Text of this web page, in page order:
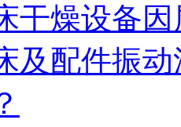
干燥设备
及配件振